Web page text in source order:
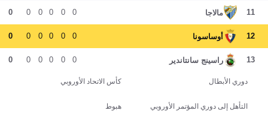
11 مالاجا 0
0
0
0
0
0
12 أوساسونا 0
0
0
0
0
0
13 راسينج سانتاندير 0
0
0
0
0
0
دوري الأبطال كأس الاتحاد الأوروبي
التأهل إلى دوري المؤتمر الأوروبي هبوط